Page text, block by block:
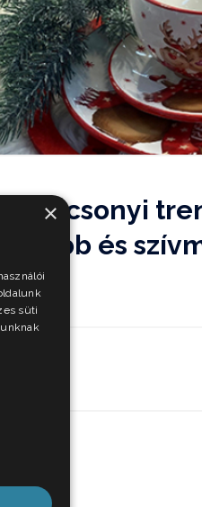
karácsonyi
és
ünnep
×
süti